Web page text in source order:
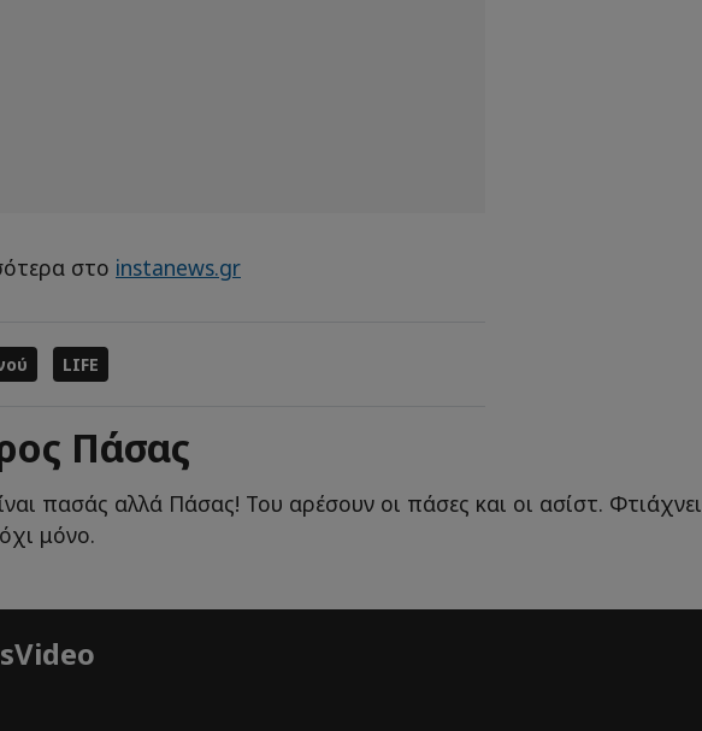
στο instanews.gr
LIFE
Πάσας
πασάς αλλά Πάσας! Του αρέσουν οι πάσες και οι ασίστ. Φτιάχνει
μόνο.